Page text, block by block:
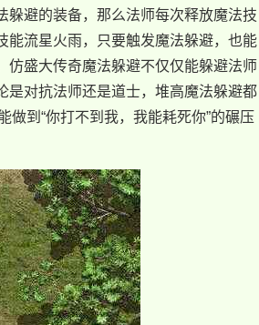
躲避的装备，那么法师每次释放魔法技
能流星火雨，只要触发魔法躲避，也能
仿盛大传奇魔法躲避不仅仅能躲避法师
是对抗法师还是道士，堆高魔法躲避都
到“你打不到我，我能耗死你”的碾压